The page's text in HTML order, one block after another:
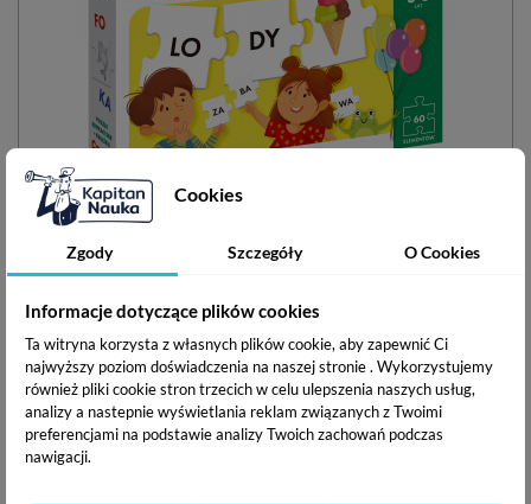
Czytam sylabami. Puzzle edukacyjne + książka
Wiek: 3-6 lat
Umiejętności:
Cookies
Zgody Szczegóły O Cookies
Informacje dotyczące plików cookies
Ta witryna korzysta z własnych plików cookie, aby zapewnić Ci
najwyższy poziom doświadczenia na naszej stronie . Wykorzystujemy
również pliki cookie stron trzecich w celu ulepszenia naszych usług,
analizy a nastepnie wyświetlania reklam związanych z Twoimi
preferencjami na podstawie analizy Twoich zachowań podczas
nawigacji.